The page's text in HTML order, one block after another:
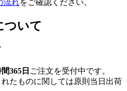
流れをご確認ください。
ついて
365日 ご注文を受付中です。
たものに関しては原則当日出荷